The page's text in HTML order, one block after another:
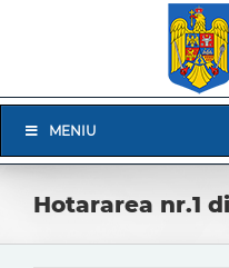
Navigation
MENIU
Hotararea nr.1